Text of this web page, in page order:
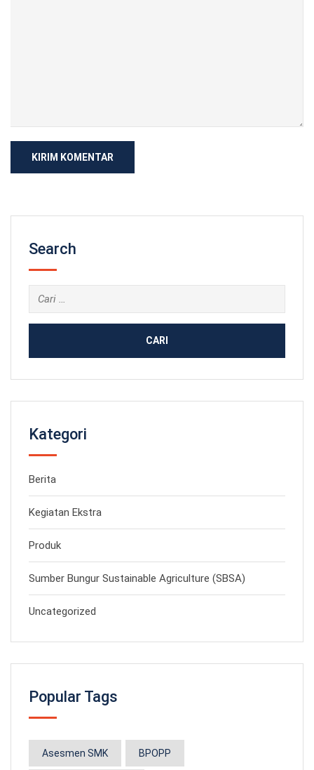
Search
Cari
untuk:
Kategori
Berita
Kegiatan Ekstra
Produk
Sumber Bungur Sustainable Agriculture (SBSA)
Uncategorized
Popular Tags
Asesmen SMK BPOPP